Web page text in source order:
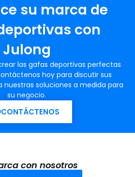
su marca de
con
Julong
las gafas deportivas perfectas
hoy para discutir sus
nuestras soluciones a medida para
su negocio.
CONTÁCTENOS
con nosotros